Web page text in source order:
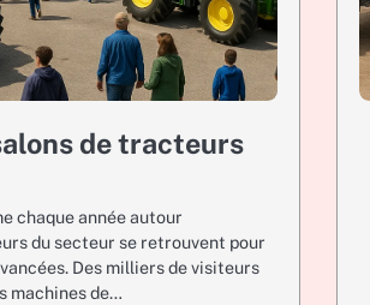
de tracteurs
chaque année autour
du secteur se retrouvent pour
Des milliers de visiteurs
machines de…